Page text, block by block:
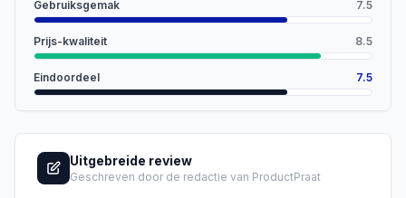
Gebruiksgemak 7.5
Prijs-kwaliteit 8.5
Eindoordeel 7.5
Uitgebreide review
Geschreven door de redactie van ProductPraat